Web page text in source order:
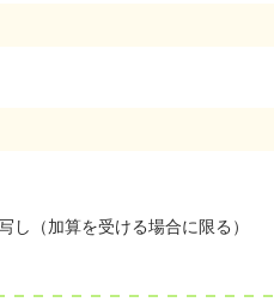
（加算を受ける場合に限る）